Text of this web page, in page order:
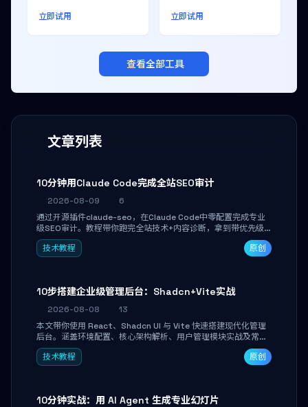
文章列表
10分钟用Claude Code完成全站SEO审计
2026-08-09
6
通过开源插件claude-seo，在Claude Code中零配置完成专业
级SEO审计。教程带你跑完全站技术+内容诊断，拿到带优先级
和验证方法的可执行修复清单，适合独立开发者、SEO从业者和
站长快速上手。
技术教程 原创
10步搭建企业级管理后台：Shadcn+Vite实战
2026-08-08
13
本文带你使用 React、Shadcn UI 与 Vite 快速搭建现代化管理
后台。涵盖环境配置、核心架构解析、用户管理模块实战及常见
踩坑指南。学完即可独立完成仪表盘搭建、组件拼装与主题定
制，满足企业级开发需求。
技术教程 原创
10分钟实战：用 AI Agent 生成专业幻灯片
立即试用 立即试用
查看全部工具